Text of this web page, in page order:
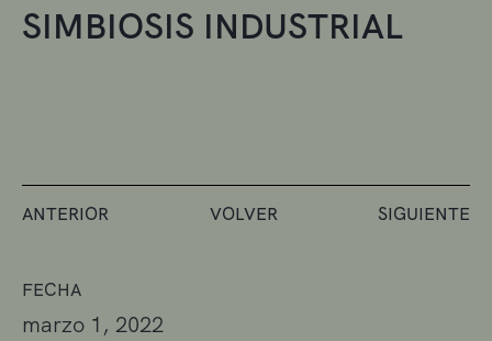
FECHA
marzo 1, 2022
SIMBIOSIS INDUSTRIAL
ANTERIOR VOLVER SIGUIENTE